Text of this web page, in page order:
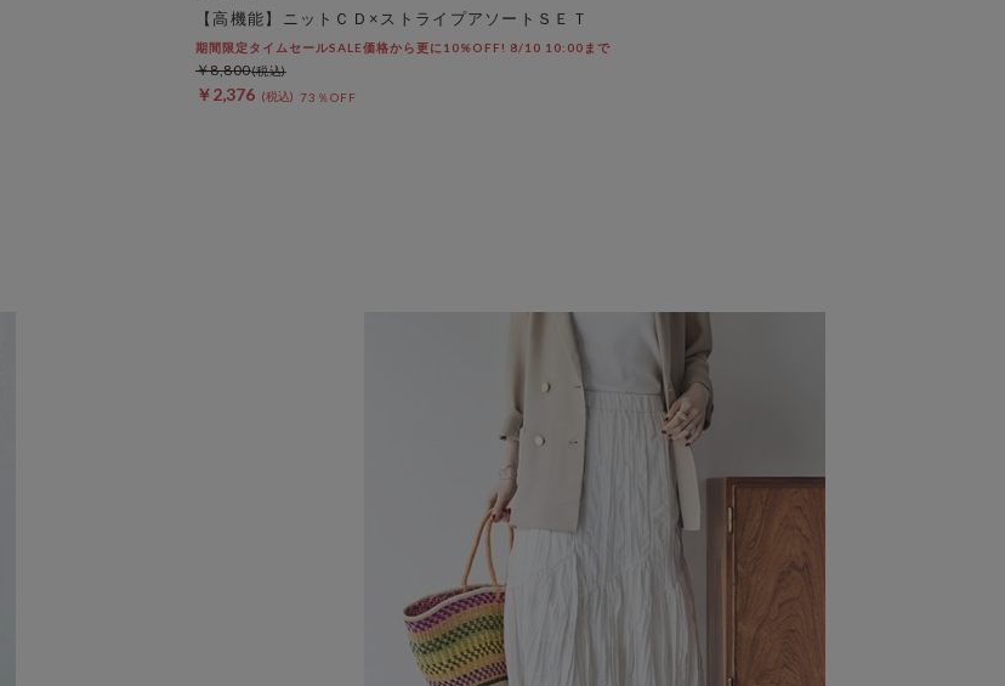
【高機能】ニットＣＤ×ストライプアソートＳＥＴ
期間限定タイムセールSALE価格から更に10%OFF! 8/10 10:00まで
￥2,376 73％OFF
￥8,800